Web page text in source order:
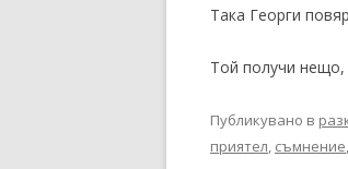
Така Георги
Той получи
Публикувано в
приятел, съмнение,